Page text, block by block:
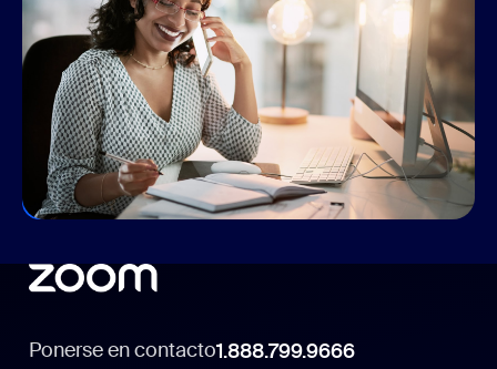
Conexión de la plantilla híbrida
Tanto si vuelve a la oficina como si trabaja desde casa
o una combinación de ambas modalidades, Zoom
tiene los productos que necesita para conectarse,
compartir ideas y ser más productivos,
independientemente de su ubicación.
Optimice sus comunicaciones
Ponerse en contacto1.888.799.9666